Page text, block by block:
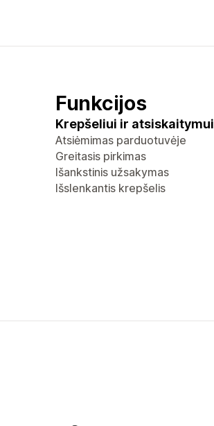
Funkcijos
Krepšeliui ir atsiskaitymui
Atsiėmimas parduotuvėje
Greitasis pirkimas
Išankstinis užsakymas
Išslenkantis krepšelis